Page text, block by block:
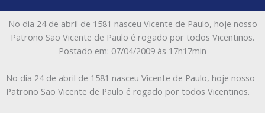
No dia 24 de abril de 1581 nasceu Vicente de Paulo, hoje nosso
Patrono São Vicente de Paulo é rogado por todos Vicentinos.
Postado em: 07/04/2009 às 17h17min
No dia 24 de abril de 1581 nasceu Vicente de Paulo, hoje nosso
Patrono São Vicente de Paulo é rogado por todos Vicentinos.